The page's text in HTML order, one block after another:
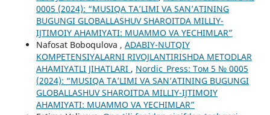
0005 (2024): “MUSIQA TA’LIMI VA SAN’ATINING
BUGUNGI GLOBALLASHUV SHAROITDA MILLIY-
IJTIMOIY AHAMIYATI: MUAMMO VA YECHIMLAR”
Nafosat Boboqulova , ADABIY-NUTQIY
KOMPETENSIYALARNI RIVOJLANTIRISHDA METODLAR
AHAMIYATLI JIHATLARI , Nordic_Press: Том 5 № 0005
(2024): “MUSIQA TA’LIMI VA SAN’ATINING BUGUNGI
GLOBALLASHUV SHAROITDA MILLIY-IJTIMOIY
AHAMIYATI: MUAMMO VA YECHIMLAR”